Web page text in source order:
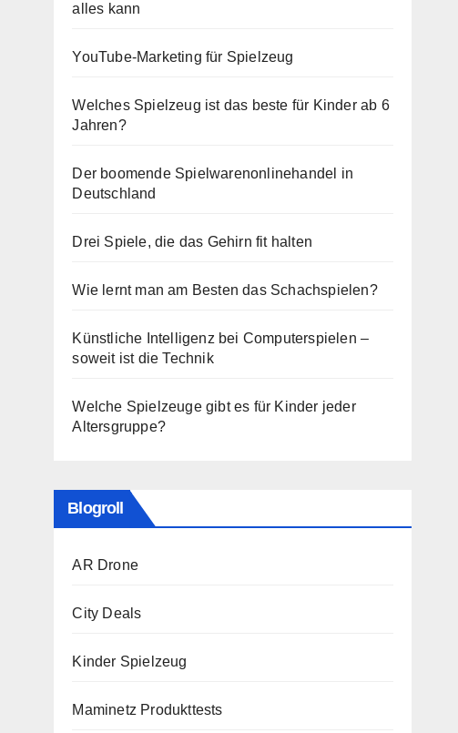
alles kann
YouTube-Marketing für Spielzeug
Welches Spielzeug ist das beste für Kinder ab 6
Jahren?
Der boomende Spielwarenonlinehandel in
Deutschland
Drei Spiele, die das Gehirn fit halten
Wie lernt man am Besten das Schachspielen?
Künstliche Intelligenz bei Computerspielen –
soweit ist die Technik
Welche Spielzeuge gibt es für Kinder jeder
Altersgruppe?
Blogroll
AR Drone
City Deals
Kinder Spielzeug
Maminetz Produkttests